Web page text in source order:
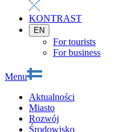
KONTRAST
EN
For tourists
For business
Menu
Aktualności
Miasto
Rozwój
Środowisko